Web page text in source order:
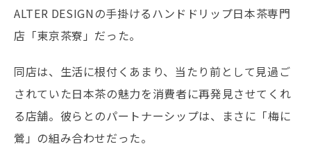
ALTER DESIGNの手掛けるハンドドリップ日本茶専門
店「東京茶寮」だった。
同店は、生活に根付くあまり、当たり前として見過ご
されていた日本茶の魅力を消費者に再発見させてくれ
る店舗。彼らとのパートナーシップは、まさに「梅に
鶯」の組み合わせだった。